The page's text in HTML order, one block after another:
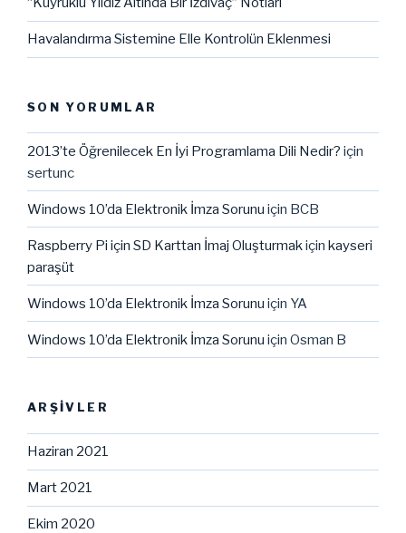
Havalandırma Sistemine Elle Kontrolün Eklenmesi
SON YORUMLAR
2013’te Öğrenilecek En İyi Programlama Dili Nedir? için
sertunc
Windows 10’da Elektronik İmza Sorunu için BCB
Raspberry Pi için SD Karttan İmaj Oluşturmak için kayseri
paraşüt
Windows 10’da Elektronik İmza Sorunu için YA
Windows 10’da Elektronik İmza Sorunu için Osman B
ARŞIVLER
Haziran 2021
Mart 2021
Ekim 2020